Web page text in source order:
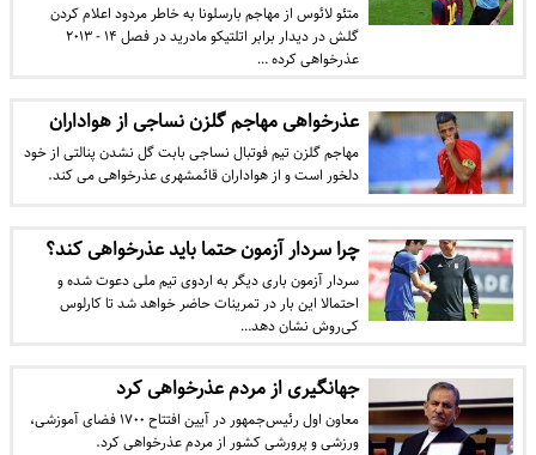
متئو لائوس از مهاجم بارسلونا به خاطر مردود اعلام کردن
گلش در دیدار برابر اتلتیکو مادرید در فصل ۱۴ - ۲۰۱۳
عذرخواهی کرده …
عذرخواهی مهاجم گلزن نساجی از هواداران
مهاجم گلزن تیم فوتبال نساجی بابت گل نشدن پنالتی از خود
دلخور است و از هواداران قائمشهری عذرخواهی می کند.
چرا سردار آزمون حتما باید عذرخواهی کند؟
سردار آزمون باری دیگر به اردوی تیم ملی دعوت شده و
احتمالا این بار در تمرینات حاضر خواهد شد تا کارلوس
کی‌روش نشان دهد…
جهانگیری از مردم عذرخواهی کرد
معاون اول رئیس‌جمهور در آیین افتتاح ۱۷۰۰ فضای آموزشی،
ورزشی و پرورشی کشور از مردم عذرخواهی کرد.